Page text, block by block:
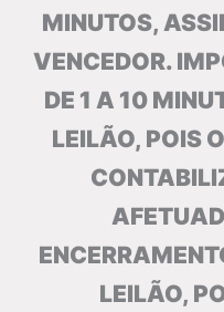
MINUTOS,
VENCEDOR.
DE 1 A 10
LEILÃO, POIS
LEILÃO,